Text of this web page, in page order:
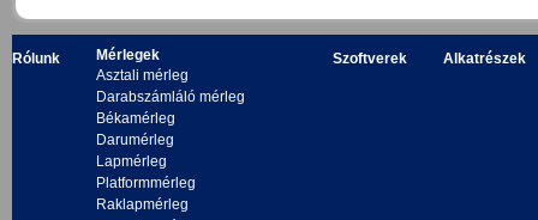
Rólunk
Mérlegek
Asztali mérleg
Darabszámláló mérleg
Békamérleg
Darumérleg
Lapmérleg
Platformmérleg
Raklapmérleg
Szoftverek Alkatrészek